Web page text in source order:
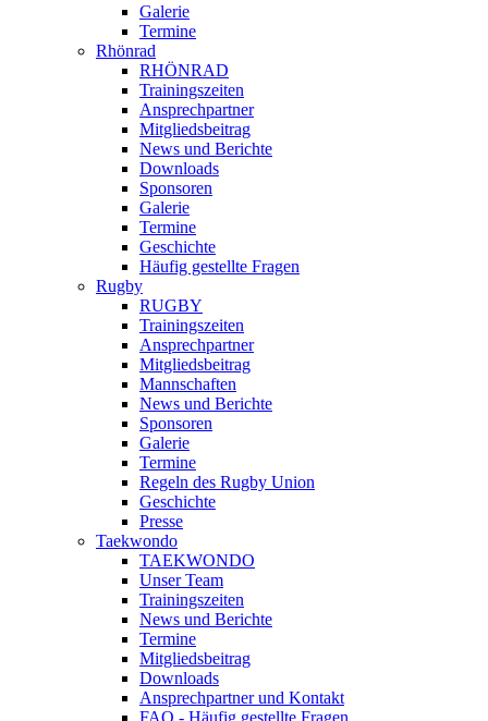
Galerie
Termine
Rhönrad
RHÖNRAD
Trainingszeiten
Ansprechpartner
Mitgliedsbeitrag
News und Berichte
Downloads
Sponsoren
Galerie
Termine
Geschichte
Häufig gestellte Fragen
Rugby
RUGBY
Trainingszeiten
Ansprechpartner
Mitgliedsbeitrag
Mannschaften
News und Berichte
Sponsoren
Galerie
Termine
Regeln des Rugby Union
Geschichte
Presse
Taekwondo
TAEKWONDO
Unser Team
Trainingszeiten
News und Berichte
Termine
Mitgliedsbeitrag
Downloads
Ansprechpartner und Kontakt
FAQ - Häufig gestellte Fragen